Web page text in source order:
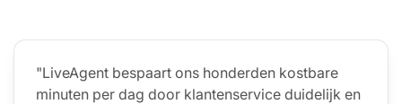
"LiveAgent bespaart ons honderden kostbare
minuten per dag door klantenservice duidelijk en